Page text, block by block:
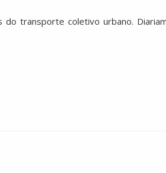
transporte coletivo urbano.